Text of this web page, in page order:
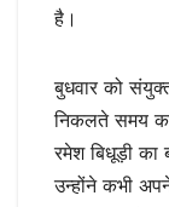
है।
बुधवार को
निकलते समय
रमेश बिधूड़ी का
उन्होंने कभी